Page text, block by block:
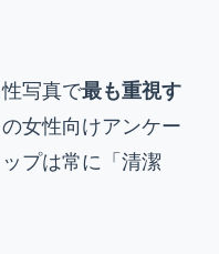
写真で最も重視す
女性向けアンケー
プは常に「清潔